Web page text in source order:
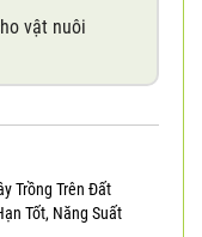
vật nuôi
Trồng Trên Đất
Tốt, Năng Suất